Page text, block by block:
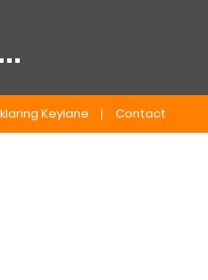
Keylane Contact